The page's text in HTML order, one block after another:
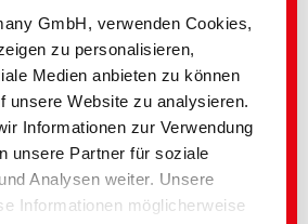
GmbH, verwenden Cookies,
zu personalisieren,
Medien anbieten zu können
unsere Website zu analysieren.
Informationen zur Verwendung
unsere Partner für soziale
Analysen weiter. Unsere
Informationen möglicherweise
| Enzyme für Bio-Mahlverfahren